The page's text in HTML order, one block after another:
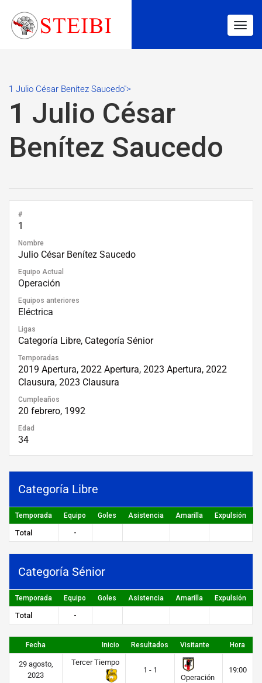
1 Julio César Benítez Saucedo">
1 Julio César
Benítez Saucedo
#
1
Nombre
Julio César Benítez Saucedo
Equipo Actual
Operación
Equipos anteriores
Eléctrica
Ligas
Categoría Libre, Categoría Sénior
Temporadas
2019 Apertura, 2022 Apertura, 2023 Apertura, 2022
Clausura, 2023 Clausura
Cumpleaños
20 febrero, 1992
Edad
34
Categoría Libre
Temporada Equipo Goles Asistencia Amarilla Expulsión
Total -
Categoría Sénior
Temporada Equipo Goles Asistencia Amarilla Expulsión
Total -
Fecha Inicio Resultados Visitante Hora
29 agosto,
2023
Tercer Tiempo
1 - 1
Operación
19:00